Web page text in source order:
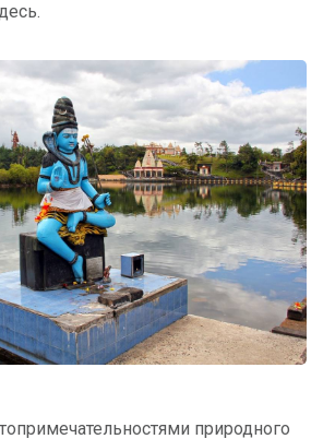
природного